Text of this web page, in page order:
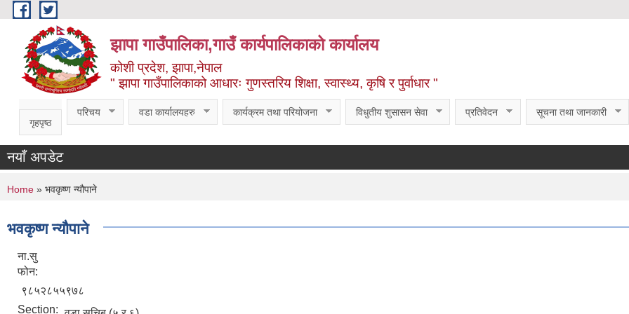
Skip to main content
झापा गाउँपालिका,गाउँ कार्यपालिकाको कार्यालय
कोशी प्रदेश, झापा,नेपाल
" झापा गाउँपालिकाको आधारः गुणस्तरिय शिक्षा, स्वास्थ्य, कृषि र पुर्वाधार "
गृहपृष्ठ
परिचय वडा कार्यालयहरु कार्यक्रम तथा परियोजना विधुतीय शुसासन सेवा प्रतिवेदन सूचना तथा जानकारी
नयाँ अपडेट
You are here
Home » भवकृष्ण न्यौपाने
भवकृष्ण न्यौपाने
ना.सु
फोन:
९८५२८५५९७८
Section: